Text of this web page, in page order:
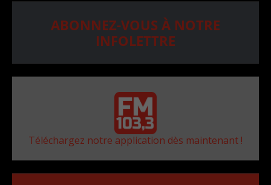
ABONNEZ-VOUS À NOTRE
INFOLETTRE
Téléchargez notre application dès maintenant !